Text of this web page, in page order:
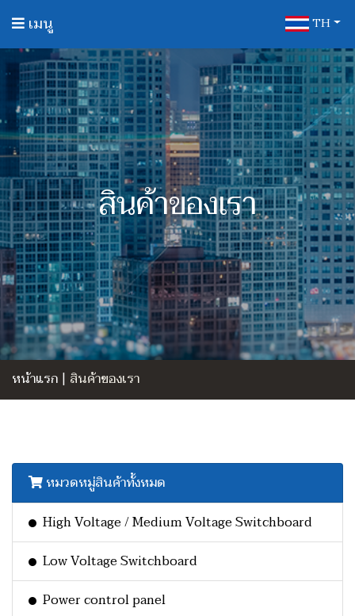
TH
เมนู
สินค้าของเรา
หน้าแรก | สินค้าของเรา
หมวดหมู่สินค้าทั้งหมด
High Voltage / Medium Voltage Switchboard
Low Voltage Switchboard
Power control panel